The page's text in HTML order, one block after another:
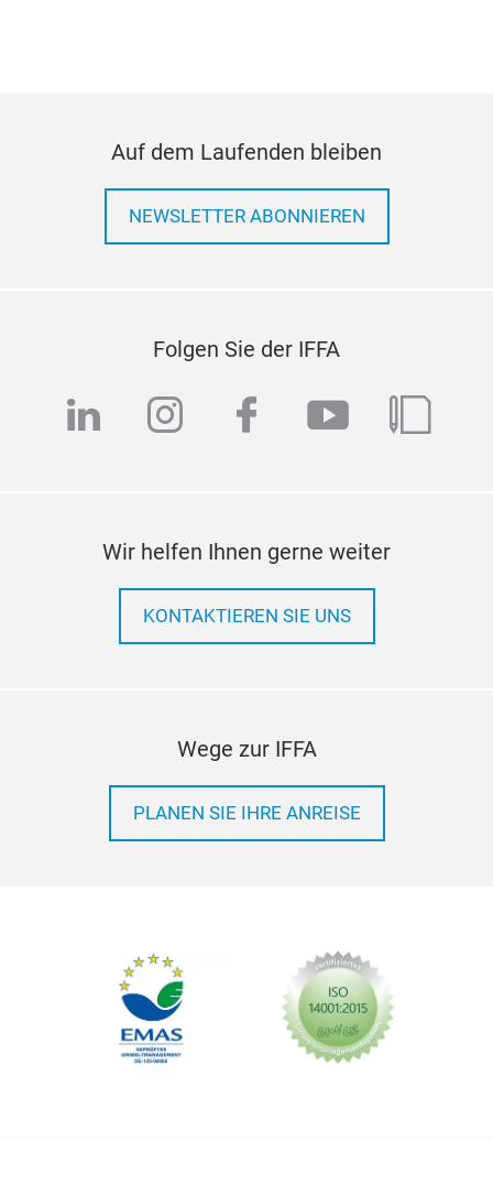
Auf dem Laufenden bleiben
NEWSLETTER ABONNIEREN
Folgen Sie der IFFA
linkedininstagram
facebook
youtube
blog
Wir helfen Ihnen gerne weiter
KONTAKTIEREN SIE UNS
Wege zur IFFA
PLANEN SIE IHRE ANREISE